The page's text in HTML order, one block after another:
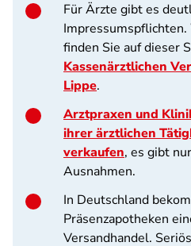
Für Ärzte gibt es
Impressumspflichten.
finden Sie auf dieser
Kassenärztlichen
Lippe.
Arztpraxen und
ihrer ärztlichen
verkaufen, es gibt
Ausnahmen.
In Deutschland
Präsenzapotheken
Versandhandel.